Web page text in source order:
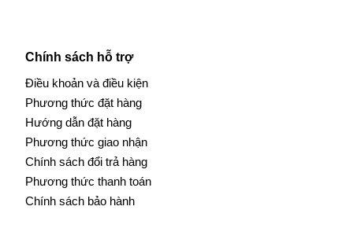
Chính sách hỗ trợ
Điều khoản và điều kiện
Phương thức đặt hàng
Hướng dẫn đặt hàng
Phương thức giao nhận
Chính sách đổi trả hàng
Phương thức thanh toán
Chính sách bảo hành